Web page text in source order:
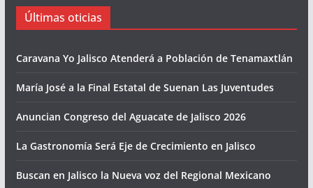
Últimas oticias
Caravana Yo Jalisco Atenderá a Población de Tenamaxtlán
María José a la Final Estatal de Suenan Las Juventudes
Anuncian Congreso del Aguacate de Jalisco 2026
La Gastronomía Será Eje de Crecimiento en Jalisco
Buscan en Jalisco la Nueva voz del Regional Mexicano